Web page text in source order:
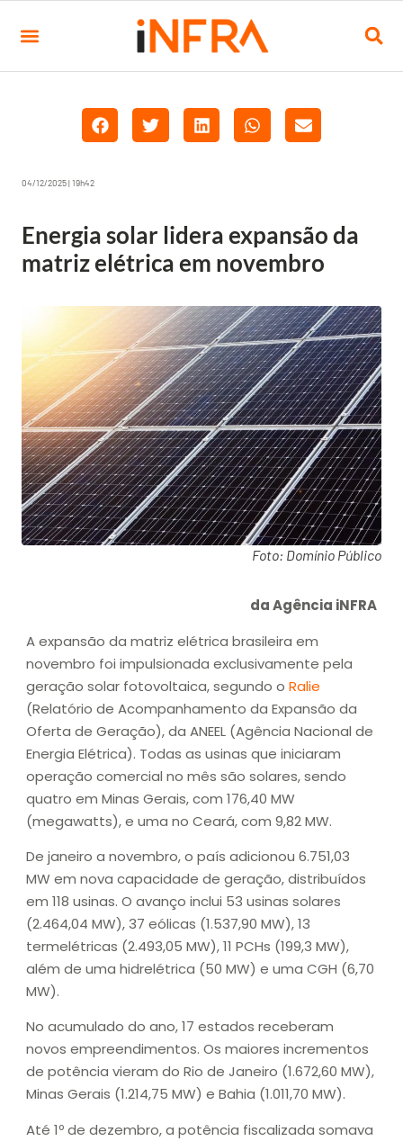
04/12/2025 | 19h42
Energia solar lidera expansão da
matriz elétrica em novembro
Foto: Domínio Público
da Agência iNFRA
A expansão da matriz elétrica brasileira em
novembro foi impulsionada exclusivamente pela
geração solar fotovoltaica, segundo o Ralie
(Relatório de Acompanhamento da Expansão da
Oferta de Geração), da ANEEL (Agência Nacional de
Energia Elétrica). Todas as usinas que iniciaram
operação comercial no mês são solares, sendo
quatro em Minas Gerais, com 176,40 MW
(megawatts), e uma no Ceará, com 9,82 MW.
De janeiro a novembro, o país adicionou 6.751,03
MW em nova capacidade de geração, distribuídos
em 118 usinas. O avanço inclui 53 usinas solares
(2.464,04 MW), 37 eólicas (1.537,90 MW), 13
termelétricas (2.493,05 MW), 11 PCHs (199,3 MW),
além de uma hidrelétrica (50 MW) e uma CGH (6,70
MW).
No acumulado do ano, 17 estados receberam
novos empreendimentos. Os maiores incrementos
de potência vieram do Rio de Janeiro (1.672,60 MW),
Minas Gerais (1.214,75 MW) e Bahia (1.011,70 MW).
Até 1º de dezembro, a potência fiscalizada somava